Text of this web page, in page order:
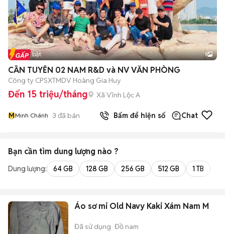
Tin nổi bật 1
CẦN TUYỂN 02 NAM R&D và NV VĂN PHÒNG
Công ty CPSXTMDV Hoàng Gia Huy
Đến 15 triệu/tháng Xã Vĩnh Lộc A
MMinh Chánh 3 đã bán Bấm để hiện số Chat
Bạn cần tìm dung lượng nào ?
Dung lượng: 64 GB 128 GB 256 GB 512 GB 1 TB
Áo sơ mi Old Navy Kaki Xám Nam M
Đã sử dụng Đồ nam